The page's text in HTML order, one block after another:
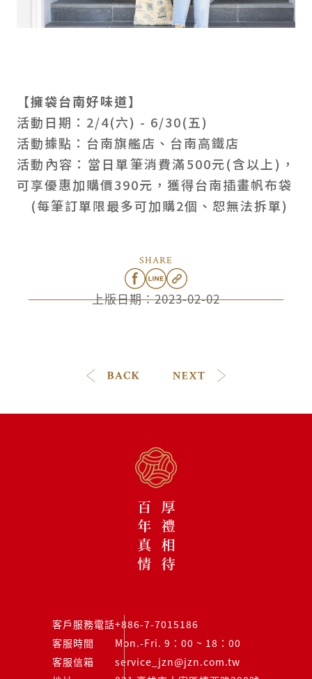
【擁袋台南好味道】
活動日期：2/4(六) - 6/30(五)
活動據點：台南旗艦店、台南高鐵店
活動內容：當日單筆消費滿500元(含以上)，
可享優惠加購價390元，獲得台南插畫帆布袋
(每筆訂單限最多可加購2個、恕無法拆單)
上版日期：2023-02-02
SHARE
客戶服務電話+886-7-7015186
客服時間
Mon.-Fri. 9：00 ~ 18：00
客服信箱
service_jzn@jzn.com.tw